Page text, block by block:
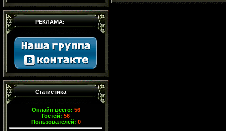
РЕКЛАМА:
Статистика
Онлайн всего: 56
Гостей: 56
Пользователей: 0